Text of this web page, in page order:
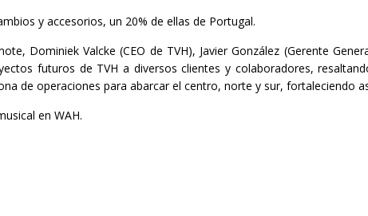
y accesorios, un 20% de ellas de Portugal.
Dominiek Valcke (CEO de TVH), Javier González (Gerente
futuros de TVH a diversos clientes y colaboradores,
de operaciones para abarcar el centro, norte y sur, fortaleciendo
en WAH.